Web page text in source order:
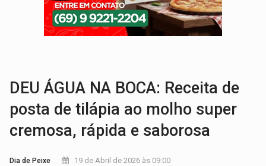
BOLSAS DE PESQUISA:Iniciativa Amazônia+10 lança chamada para fortalecer
MATERIAL:Brasil tem grandes reservas de urânio, mas produz pouco e
DEU ÁGUA NA BOCA: Receita de
posta de tilápia ao molho super
cremosa, rápida e saborosa
Dia de Peixe 19 de Abril de 2026 às 09:00